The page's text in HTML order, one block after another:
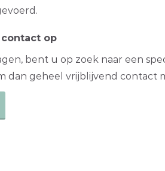
contact op
bent u op zoek naar een
dan geheel vrijblijvend contact